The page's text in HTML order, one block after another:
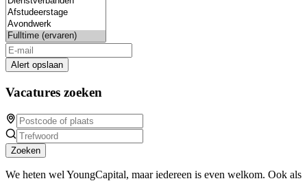
Alert opslaan
Vacatures zoeken
Zoeken
We heten wel YoungCapital, maar iedereen is even welkom. Ook als